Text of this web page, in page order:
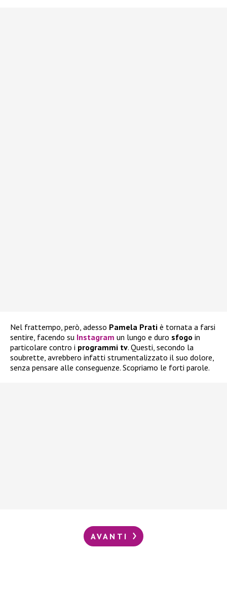
Nel frattempo, però, adesso Pamela Prati è tornata a farsi
sentire, facendo su Instagram un lungo e duro sfogo in
particolare contro i programmi tv. Questi, secondo la
soubrette, avrebbero infatti strumentalizzato il suo dolore,
senza pensare alle conseguenze. Scopriamo le forti parole.
AVANTI